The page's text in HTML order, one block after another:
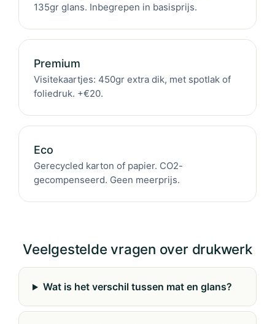
135gr glans. Inbegrepen in basisprijs.
Premium
Visitekaartjes: 450gr extra dik, met spotlak of
foliedruk. +€20.
Eco
Gerecycled karton of papier. CO2-
gecompenseerd. Geen meerprijs.
Veelgestelde vragen over drukwerk
Wat is het verschil tussen mat en glans?